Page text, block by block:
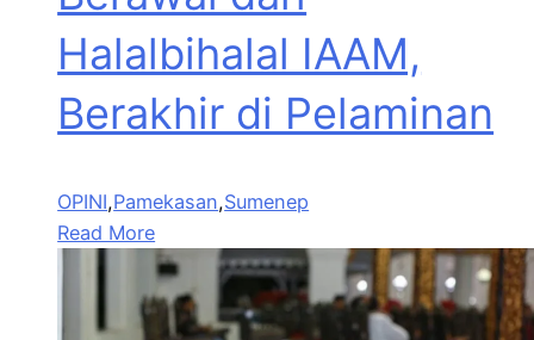
Halalbihalal IAAM,
Berakhir di Pelaminan
OPINI,Pamekasan,Sumenep
Read More